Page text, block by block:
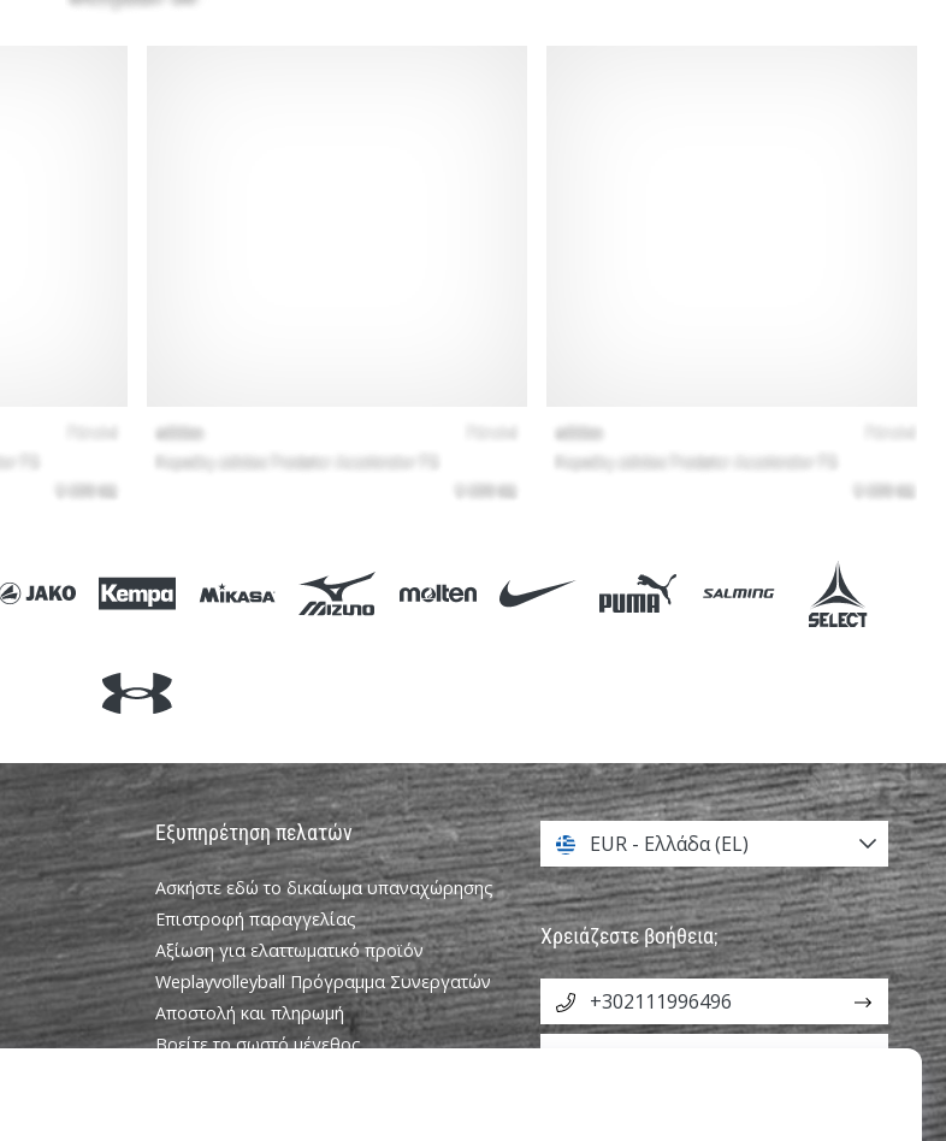
Εξυπηρέτηση πελατών
Ασκήστε εδώ το δικαίωμα υπαναχώρησης
Επιστροφή παραγγελίας
Αξίωση για ελαττωματικό προϊόν
Weplayvolleyball Πρόγραμμα Συνεργατών
Αποστολή και πληρωμή
Βρείτε το σωστό μέγεθος
EUR - Ελλάδα (EL)
Χρειάζεστε βοήθεια;
+302111996496